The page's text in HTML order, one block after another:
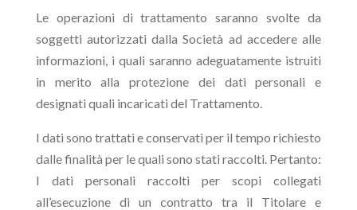
Le operazioni di trattamento saranno svolte da
soggetti autorizzati dalla Società ad accedere alle
informazioni, i quali saranno adeguatamente istruiti
in merito alla protezione dei dati personali e
designati quali incaricati del Trattamento.
I dati sono trattati e conservati per il tempo richiesto
dalle finalità per le quali sono stati raccolti. Pertanto:
I dati personali raccolti per scopi collegati
all’esecuzione di un contratto tra il Titolare e